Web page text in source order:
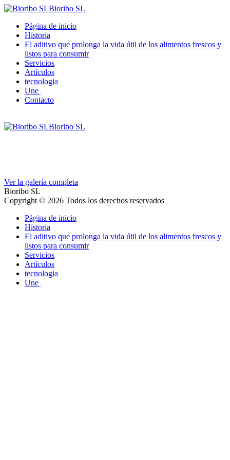
Bioribo SL
Página de inicio
Historia
El aditivo que prolonga la vida útil de los alimentos frescos y
listos para consumir
Servicios
Artículos
tecnologia
Une
Contacto
Bioribo SL
Ver la galería completa
Bioribo SL
Copyright © 2026 Todos los derechos reservados
Página de inicio
Historia
El aditivo que prolonga la vida útil de los alimentos frescos y
listos para consumir
Servicios
Artículos
tecnologia
Une